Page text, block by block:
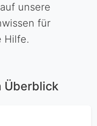
unsere
für
Hilfe.
Überblick